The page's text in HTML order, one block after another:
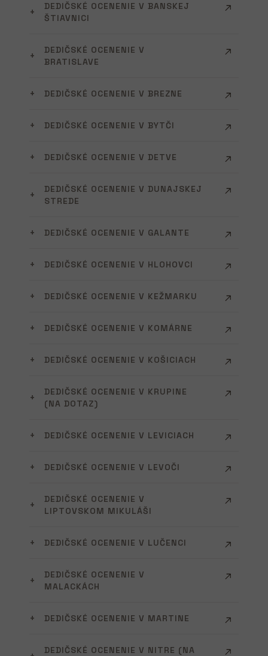
DEDIČSKÉ OCENENIE V BANSKEJ
ŠTIAVNICI
DEDIČSKÉ OCENENIE V
BRATISLAVE
DEDIČSKÉ OCENENIE V BREZNE
DEDIČSKÉ OCENENIE V BYTČI
DEDIČSKÉ OCENENIE V DETVE
DEDIČSKÉ OCENENIE V DUNAJSKEJ
STREDE
DEDIČSKÉ OCENENIE V GALANTE
DEDIČSKÉ OCENENIE V HLOHOVCI
DEDIČSKÉ OCENENIE V KEŽMARKU
DEDIČSKÉ OCENENIE V KOMÁRNE
DEDIČSKÉ OCENENIE V KOŠICIACH
DEDIČSKÉ OCENENIE V KRUPINE
(NA DOTAZ)
DEDIČSKÉ OCENENIE V LEVICIACH
DEDIČSKÉ OCENENIE V LEVOČI
DEDIČSKÉ OCENENIE V
LIPTOVSKOM MIKULÁŠI
DEDIČSKÉ OCENENIE V LUČENCI
DEDIČSKÉ OCENENIE V
MALACKÁCH
DEDIČSKÉ OCENENIE V MARTINE
DEDIČSKÉ OCENENIE V NITRE (NA